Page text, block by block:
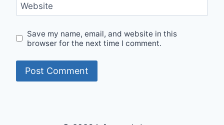
Website
Save my name, email, and website in this
browser for the next time I comment.